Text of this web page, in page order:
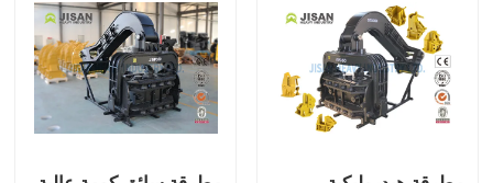
جولة في المعمل